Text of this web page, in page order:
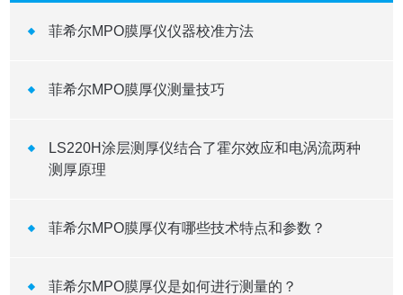
菲希尔MPO膜厚仪仪器校准方法
菲希尔MPO膜厚仪测量技巧
LS220H涂层测厚仪结合了霍尔效应和电涡流两种
测厚原理
菲希尔MPO膜厚仪有哪些技术特点和参数？
菲希尔MPO膜厚仪是如何进行测量的？